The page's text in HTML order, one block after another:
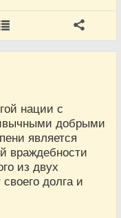
нации с
добрыми
является
враждебности
из двух
долга и